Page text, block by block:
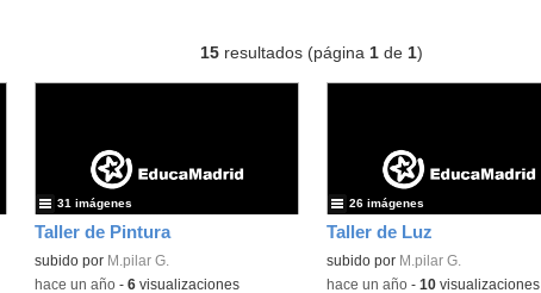
15resultados (página 1de 1)
Taller de Pintura
subido por M.pilar G.
31 imágenes
-hace un año- 6visualizaciones
Taller de Luz
subido por M.pilar G.
26 imágenes
-hace un año- 10visualizaciones